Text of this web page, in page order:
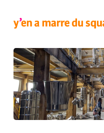
Aller au contenu principal